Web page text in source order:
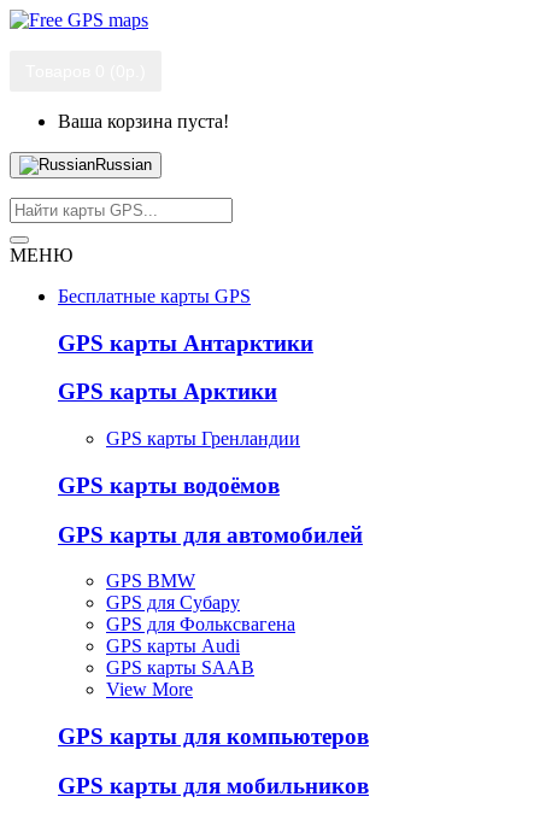
Ваша корзина пуста!
Russian
МЕНЮ
Бесплатные карты GPS
GPS карты Антарктики
GPS карты Арктики
GPS карты Гренландии
GPS карты водоёмов
GPS карты для автомобилей
GPS BMW
GPS для Субару
GPS для Фольксвагена
GPS карты Audi
GPS карты SAAB
View More
GPS карты для компьютеров
GPS карты для мобильников